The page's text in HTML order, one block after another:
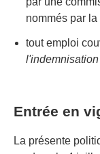
nommés par la
tout emploi
Entrée en
La présente